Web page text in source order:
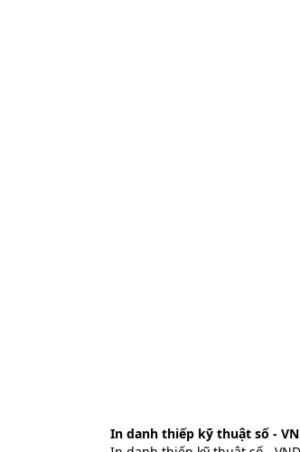
In danh thiếp kỹ thuật số -